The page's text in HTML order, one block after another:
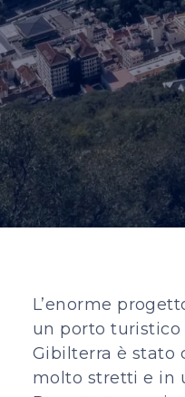
L’enorme
un porto turistico
Gibilterra è stato
molto stretti e in